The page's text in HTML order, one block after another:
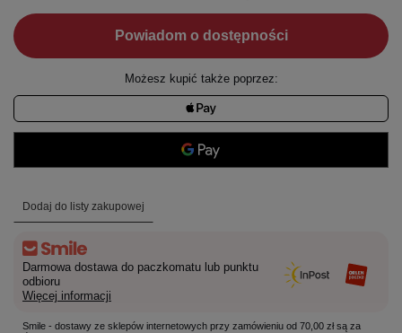
Powiadom o dostępności
Możesz kupić także poprzez:
Dodaj do listy zakupowej
Darmowa dostawa do paczkomatu lub punktu
odbioru
Więcej informacji
Smile - dostawy ze sklepów internetowych przy zamówieniu od 70,00 zł są za